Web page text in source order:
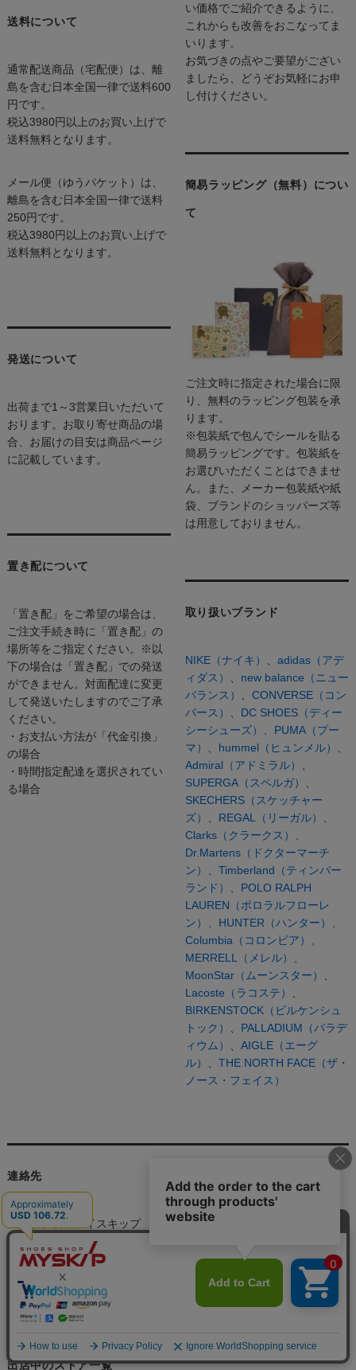
送料について
通常配送商品（宅配便）は、離
島を含む日本全国一律で送料600
円です。
税込3980円以上のお買い上げで
送料無料となります。
メール便（ゆうパケット）は、
離島を含む日本全国一律で送料
250円です。
税込3980円以上のお買い上げで
送料無料となります。
発送について
出荷まで1～3営業日いただいて
おります。お取り寄せ商品の場
合、お届けの目安は商品ページ
に記載しています。
置き配について
「置き配」をご希望の場合は、
ご注文手続き時に「置き配」の
場所等をご指定ください。※以
下の場合は「置き配」での発送
ができません。対面配達に変更
して発送いたしますのでご了承
ください。
・お支払い方法が「代金引換」
の場合
・時間指定配達を選択されてい
る場合
い価格でご紹介できるように、
これからも改善をおこなってま
いります。
お気づきの点やご要望がござい
ましたら、どうぞお気軽にお申
し付けください。
簡易ラッピング（無料）につい
て
ご注文時に指定された場合に限
り、無料のラッピング包装を承
ります。
※包装紙で包んでシールを貼る
簡易ラッピングです。包装紙を
お選びいただくことはできませ
ん。また、メーカー包装紙や紙
袋、ブランドのショッパーズ等
は用意しておりません。
取り扱いブランド
NIKE（ナイキ）
adidas（アデ
ィダス）
new balance（ニュー
バランス）
CONVERSE（コン
バース）、 DC SHOES（ディー
シーシューズ）、 PUMA（プー
マ）、 hummel（ヒュンメル）、
Admiral（アドミラル）
SUPERGA（スペルガ）
SKECHERS（スケッチャー
ズ）
REGAL（リーガル）
Clarks（クラークス）、
Dr.Martens（ドクターマーチ
ン）、 Timberland（ティンバー
ランド）、 POLO RALPH
LAUREN（ポロラルフローレ
ン）、 HUNTER（ハンター）、
Columbia（コロンビア）、
MERRELL（メレル）、
MoonStar（ムーンスター）
Lacoste（ラコステ）
BIRKENSTOCK（ビルケンシュ
トック）
PALLADIUM（パラデ
ィウム）
AIGLE（エーグ
ル）
THE NORTH FACE（ザ・
ノース・フェイス）
連絡先
ショップ名：マイスキップ
販売業者：株式会社ワタナベ靴店
所在地：〒940-0022 新潟県長岡市東新町1-2-1
電話番号：0258-94-4801
出店中のストア一覧